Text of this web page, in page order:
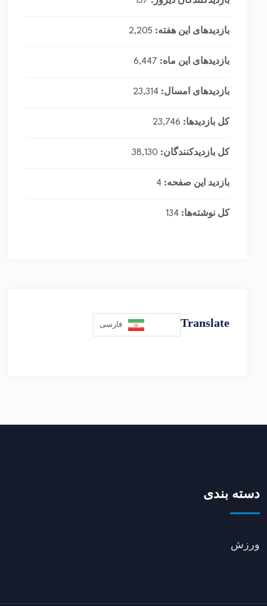
بازدیدهای این هفته: 2,205
بازدیدهای این ماه: 6,447
بازدیدهای امسال: 23,314
کل بازدیدها: 23,746
کل بازدیدکنند‌گان: 38,130
بازدید این صفحه: 4
کل نوشته‌ها: 134
Translate فارسی
دسته بندی
ورزش